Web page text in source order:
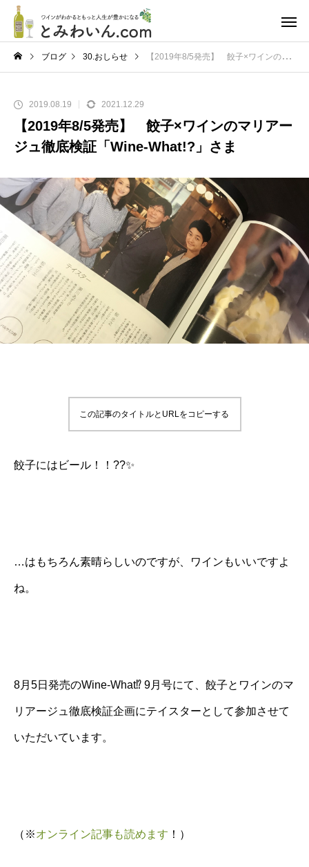
ブログ 30.おしらせ 【2019年8/5発売】 餃子×ワインのマリアージュ徹底検証「Wine-What!?」さま
2019.08.19 2021.12.29
【2019年8/5発売】 餃子×ワインのマリアー
ジュ徹底検証「Wine-What!?」さま
この記事のタイトルとURLをコピーする
餃子にはビール！！??✨
…はもちろん素晴らしいのですが、ワインもいいですよ
ね。
8月5日発売のWine-What⁉️ 9月号にて、餃子とワインのマ
リアージュ徹底検証企画にテイスターとして参加させて
いただいています。
（※オンライン記事も読めます ！）